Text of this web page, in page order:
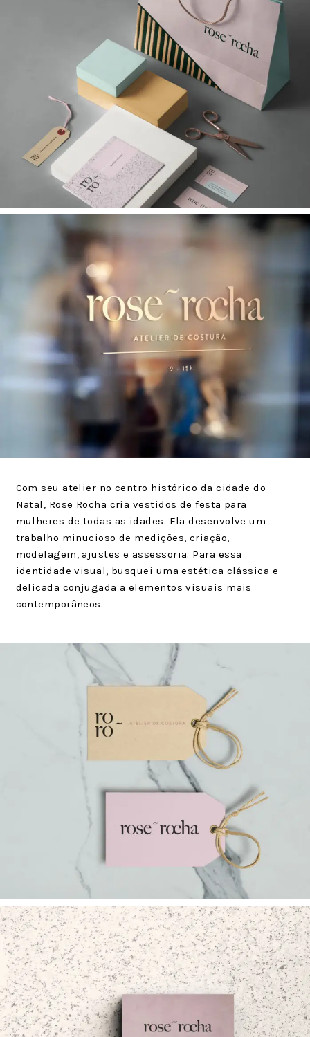
Com seu atelier no centro histórico da cidade do
Natal, Rose Rocha cria vestidos de festa para
mulheres de todas as idades. Ela desenvolve um
trabalho minucioso de medições, criação,
modelagem, ajustes e assessoria. Para essa
identidade visual, busquei uma estética clássica e
delicada conjugada a elementos visuais mais
contemporâneos.